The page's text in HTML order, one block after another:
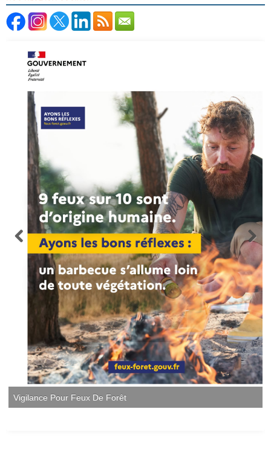
Vigilance Pour Feux De Forêt